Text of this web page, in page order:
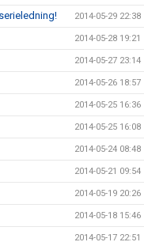
2014-05-29 22:38
2014-05-28 19:21
2014-05-27 23:14
2014-05-26 18:57
2014-05-25 16:36
2014-05-25 16:08
2014-05-24 08:48
2014-05-21 09:54
2014-05-19 20:26
2014-05-18 15:46
2014-05-17 22:51